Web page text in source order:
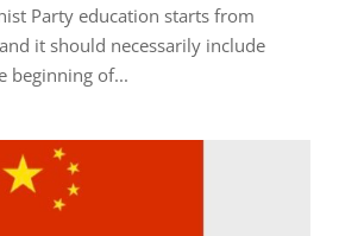
Party education starts from
it should necessarily include
beginning of...